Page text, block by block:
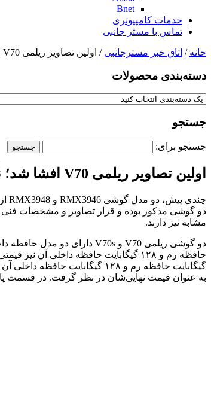
Bnet
خدمات کامپیوتری
تماس با مستر جانبی
خانه / اتاق خبر مسترجانبی / اولین تصاویر ریلمی V70 افشا شد؛ نگاهی به مشخصات میان‌رده جدید چینی
دسته‌بندی‌ محصولات
جستجو
جستجو برای:
اولین تصاویر ریلمی V70 افشا شد؛ نگاهی به مشخصات میان‌رده جدید چینی
مشابه نیز دارند.
به عنوان قیمت نهایی‌شان در نظر گرفت. در قسمت